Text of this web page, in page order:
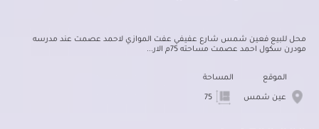
محل للبيع فعين شمس شارع عفيفي عفت الموازي لاحمد عصمت عند مدرسه
مودرن سكول احمد عصمت مساحته 75م الار...
الموقع
عين شمس
المساحة